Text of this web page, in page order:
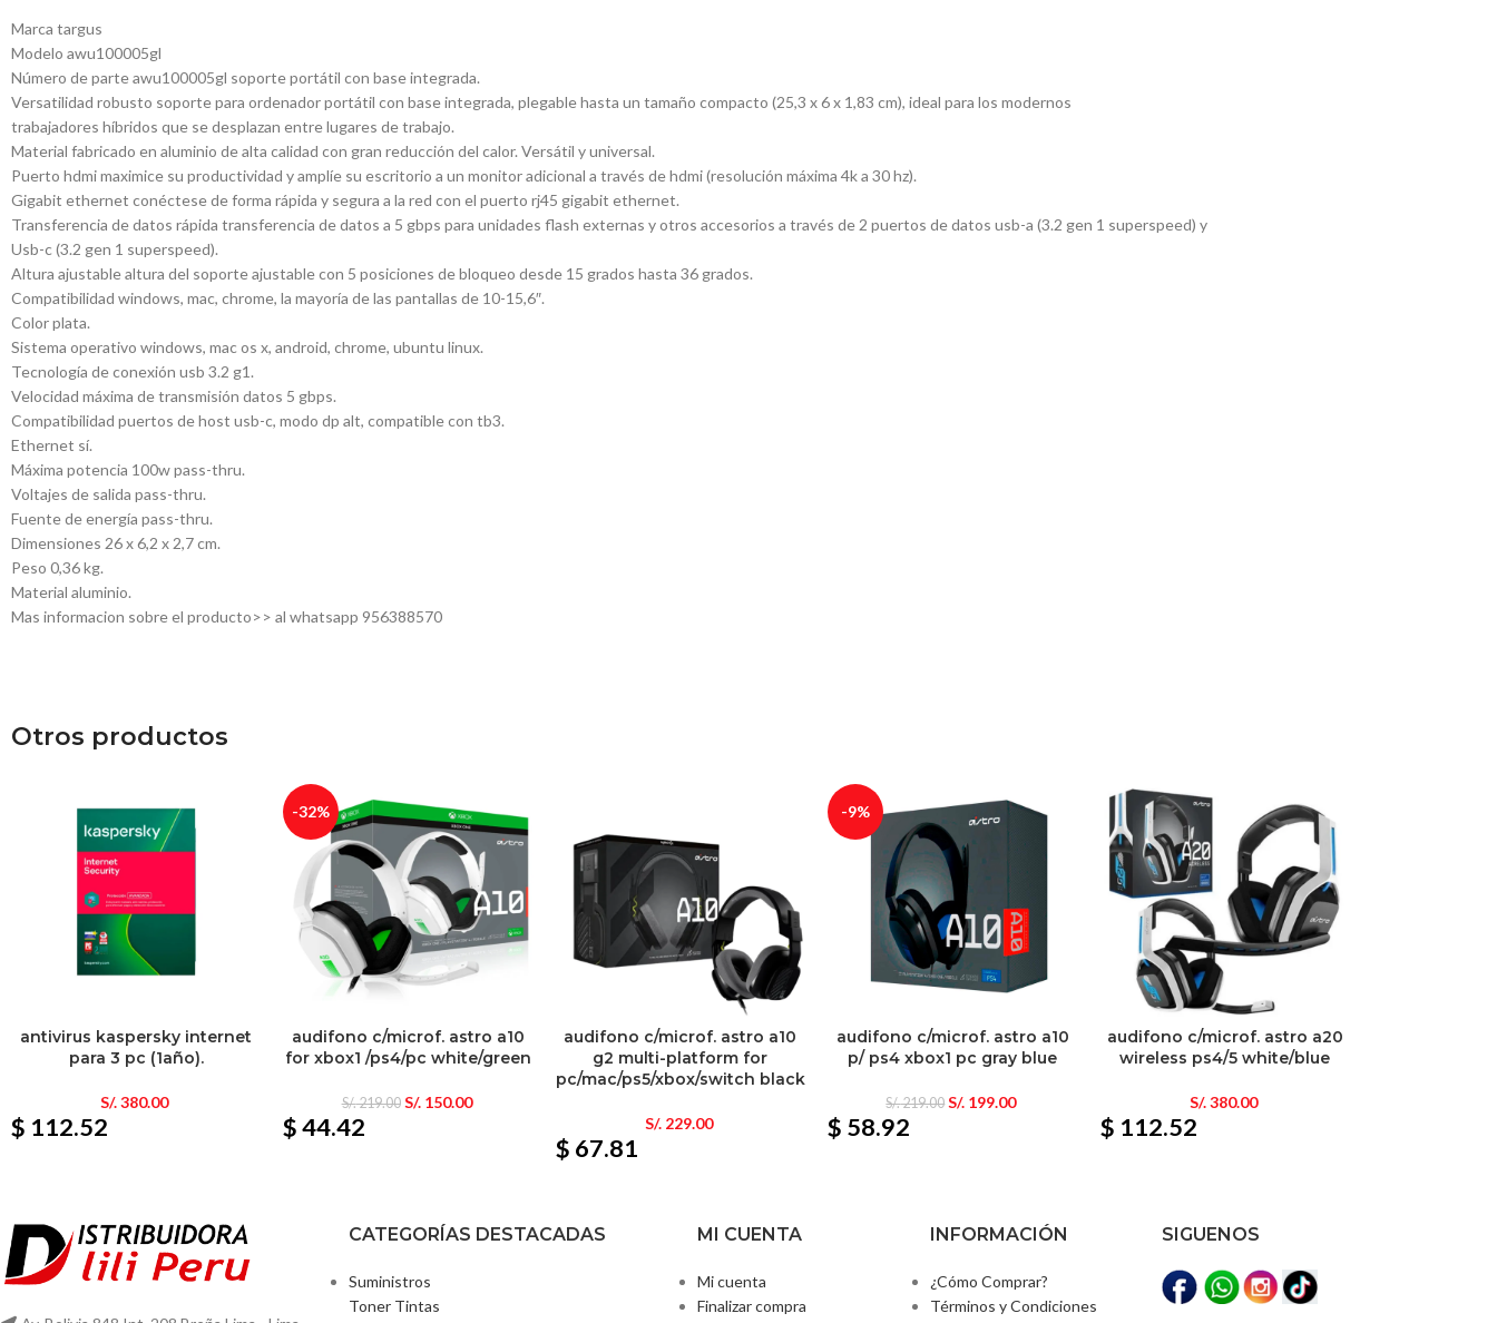
Marca targus
Modelo awu100005gl
Número de parte awu100005gl soporte portátil con base integrada.
Versatilidad robusto soporte para ordenador portátil con base integrada, plegable hasta un tamaño compacto (25,3 x 6 x 1,83 cm), ideal para los modernos
trabajadores híbridos que se desplazan entre lugares de trabajo.
Material fabricado en aluminio de alta calidad con gran reducción del calor. Versátil y universal.
Puerto hdmi maximice su productividad y amplíe su escritorio a un monitor adicional a través de hdmi (resolución máxima 4k a 30 hz).
Gigabit ethernet conéctese de forma rápida y segura a la red con el puerto rj45 gigabit ethernet.
Transferencia de datos rápida transferencia de datos a 5 gbps para unidades flash externas y otros accesorios a través de 2 puertos de datos usb-a (3.2 gen 1 superspeed) y
Usb-c (3.2 gen 1 superspeed).
Altura ajustable altura del soporte ajustable con 5 posiciones de bloqueo desde 15 grados hasta 36 grados.
Compatibilidad windows, mac, chrome, la mayoría de las pantallas de 10-15,6″.
Color plata.
Sistema operativo windows, mac os x, android, chrome, ubuntu linux.
Tecnología de conexión usb 3.2 g1.
Velocidad máxima de transmisión datos 5 gbps.
Compatibilidad puertos de host usb-c, modo dp alt, compatible con tb3.
Ethernet sí.
Máxima potencia 100w pass-thru.
Voltajes de salida pass-thru.
Fuente de energía pass-thru.
Dimensiones 26 x 6,2 x 2,7 cm.
Peso 0,36 kg.
Material aluminio.
Mas informacion sobre el producto>> al whatsapp 956388570
Otros productos
antivirus kaspersky internet
para 3 pc (1año).
S/.380.00
$ 112.52
-32%
audifono c/microf. astro a10
for xbox1 /ps4/pc white/green
S/.219.00 S/.150.00
$ 44.42
audifono c/microf. astro a10
g2 multi-platform for
pc/mac/ps5/xbox/switch black
S/.229.00
$ 67.81
-9%
audifono c/microf. astro a10
p/ ps4 xbox1 pc gray blue
S/.219.00 S/. 199.00
$ 58.92
audifono c/microf. astro a20
wireless ps4/5 white/blue
S/.380.00
$ 112.52
CATEGORÍAS DESTACADAS
Suministros
Toner Tintas
MI CUENTA
Mi cuenta
Finalizar compra
INFORMACIÓN
¿Cómo Comprar?
Términos y Condiciones
SIGUENOS